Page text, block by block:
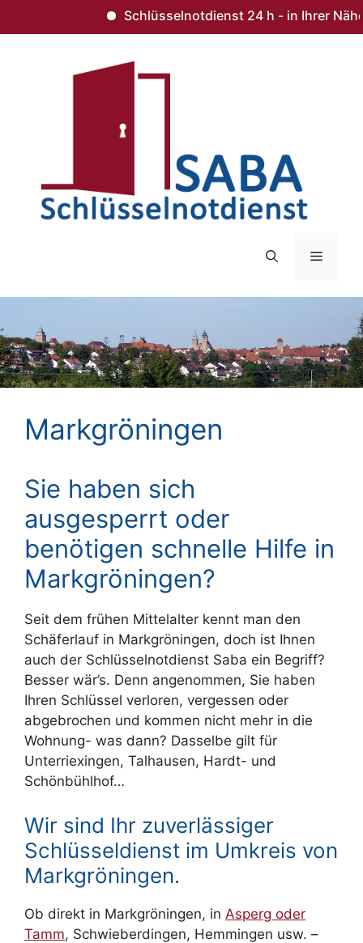
Schlüsselnotdienst 24 h - in Ihrer Nähe
Menü
Markgröningen
Sie haben sich
ausgesperrt oder
benötigen schnelle Hilfe in
Markgröningen?
Seit dem frühen Mittelalter kennt man den
Schäferlauf in Markgröningen, doch ist Ihnen
auch der Schlüsselnotdienst Saba ein Begriff?
Besser wär’s. Denn angenommen, Sie haben
Ihren Schlüssel verloren, vergessen oder
abgebrochen und kommen nicht mehr in die
Wohnung- was dann? Dasselbe gilt für
Unterriexingen, Talhausen, Hardt- und
Schönbühlhof…
Wir sind Ihr zuverlässiger
Schlüsseldienst im Umkreis von
Markgröningen.
Ob direkt in Markgröningen, in Asperg oder
Tamm, Schwieberdingen, Hemmingen usw. –